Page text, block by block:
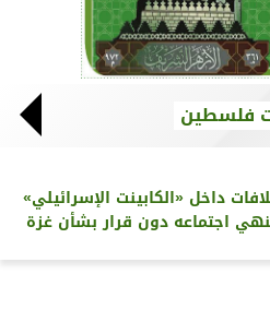
فلسطين
داخل «الكابينت الإسرائيلي»
اجتماعه دون قرار بشأن غزة